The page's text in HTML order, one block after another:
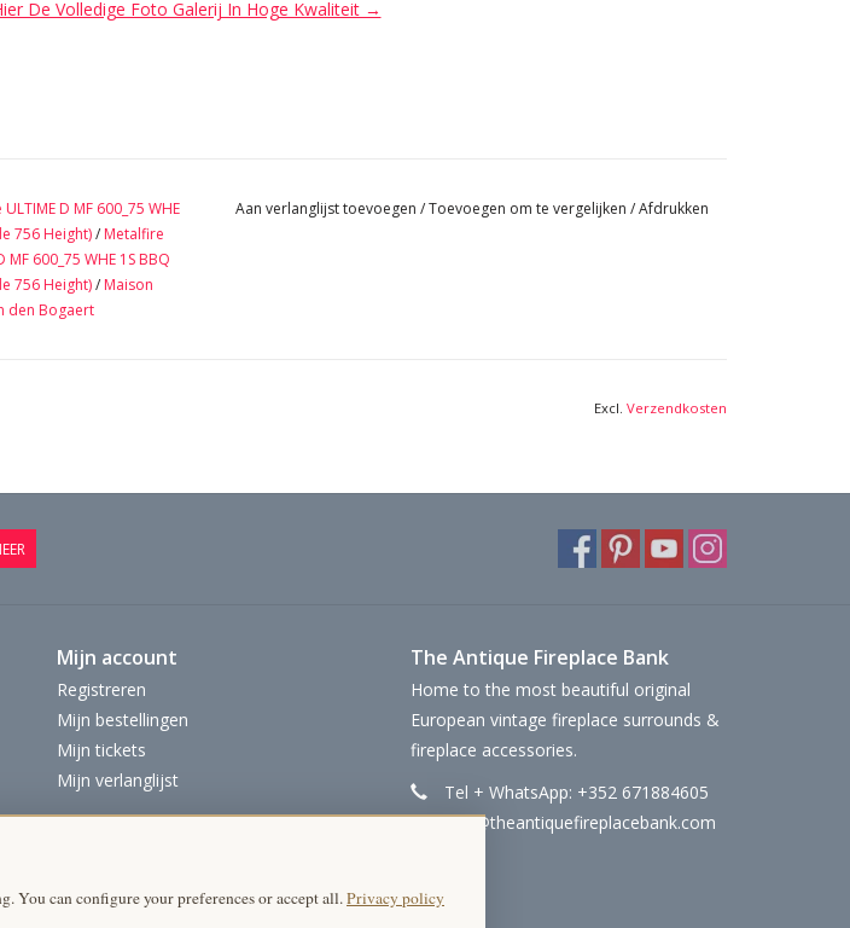
De Volledige Foto Galerij In Hoge Kwaliteit →
D MF 600_75 WHE
756 Height)/ Metalfire
MF 600_75 WHE 1S BBQ
756 Height)/ Maison
den Bogaert
Aan verlanglijst toevoegen /Toevoegen om te vergelijken /Afdrukken
Excl. Verzendkosten
Mijn account
Registreren
Mijn bestellingen
Mijn tickets
Mijn verlanglijst
The Antique Fireplace Bank
Home to the most beautiful original
European vintage fireplace surrounds &
fireplace accessories.
Tel + WhatsApp: +352 671884605
info@theantiquefireplacebank.com
You can configure your preferences or accept all.Privacy policy